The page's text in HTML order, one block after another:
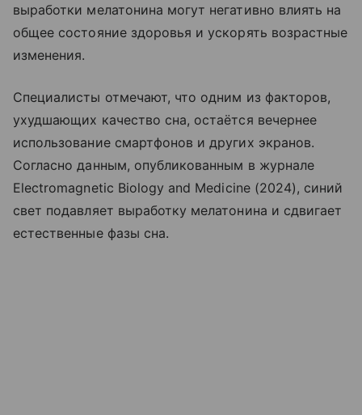
выработки мелатонина могут негативно влиять на
общее состояние здоровья и ускорять возрастные
изменения.
Специалисты отмечают, что одним из факторов,
ухудшающих качество сна, остаётся вечернее
использование смартфонов и других экранов.
Согласно данным, опубликованным в журнале
Electromagnetic Biology and Medicine (2024), синий
свет подавляет выработку мелатонина и сдвигает
естественные фазы сна.